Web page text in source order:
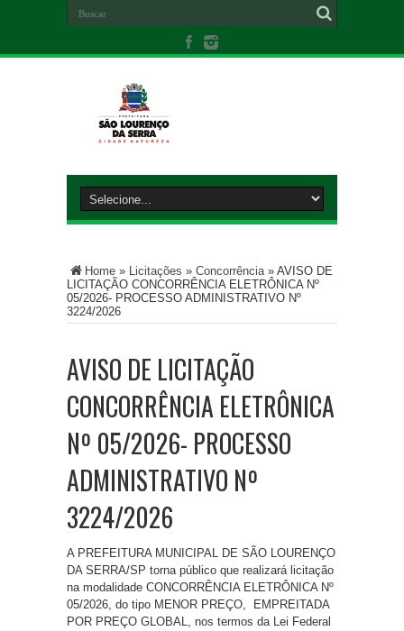
Home » Licitações » Concorrência» AVISO DE
LICITAÇÃO CONCORRÊNCIA ELETRÔNICA Nº
05/2026- PROCESSO ADMINISTRATIVO Nº
3224/2026
AVISO DE LICITAÇÃO
CONCORRÊNCIA ELETRÔNICA
Nº 05/2026- PROCESSO
ADMINISTRATIVO Nº
3224/2026
A PREFEITURA MUNICIPAL DE SÃO LOURENÇO
DA SERRA/SP torna público que realizará licitação
na modalidade CONCORRÊNCIA ELETRÔNICA Nº
05/2026, do tipo MENOR PREÇO, EMPREITADA
POR PREÇO GLOBAL, nos termos da Lei Federal